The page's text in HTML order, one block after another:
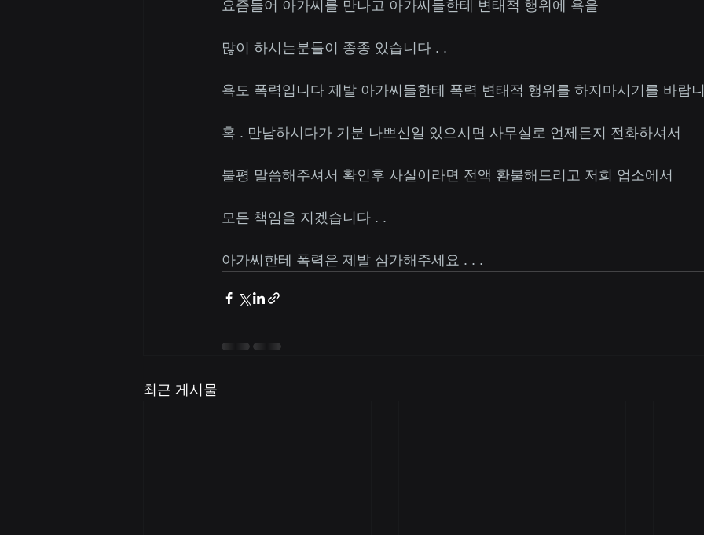
요즘들어 아가씨를 만나고 아가씨들한테 변태적 행위에 욕을
많이 하시는분들이 종종 있습니다 . .
욕도 폭력입니다 제발 아가씨들한테 폭력 변태적 행위를 하지마시기를 바랍
혹 . 만남하시다가 기분 나쁘신일 있으시면 사무실로 언제든지 전화하셔서
불평 말씀해주셔서 확인후 사실이라면 전액 환불해드리고 저희 업소에서
모든 책임을 지겠습니다 . .
아가씨한테 폭력은 제발 삼가해주세요 . . .
최근 게시물